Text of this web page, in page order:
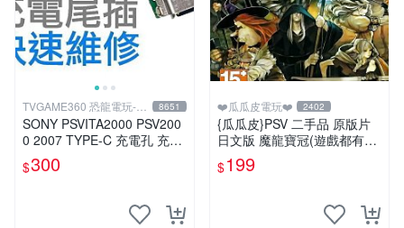
TVGAME360 恐龍電玩-台
中店
8651
SONY PSVITA2000 PSV200
0 2007 TYPE-C 充電孔 充電
座 充電尾插 專業維修 台中恐
龍電玩
$300
❤️瓜瓜皮電玩❤️ 2402
{瓜瓜皮}PSV 二手品 原版片
日文版 魔龍寶冠(遊戲都有回
收)
$199